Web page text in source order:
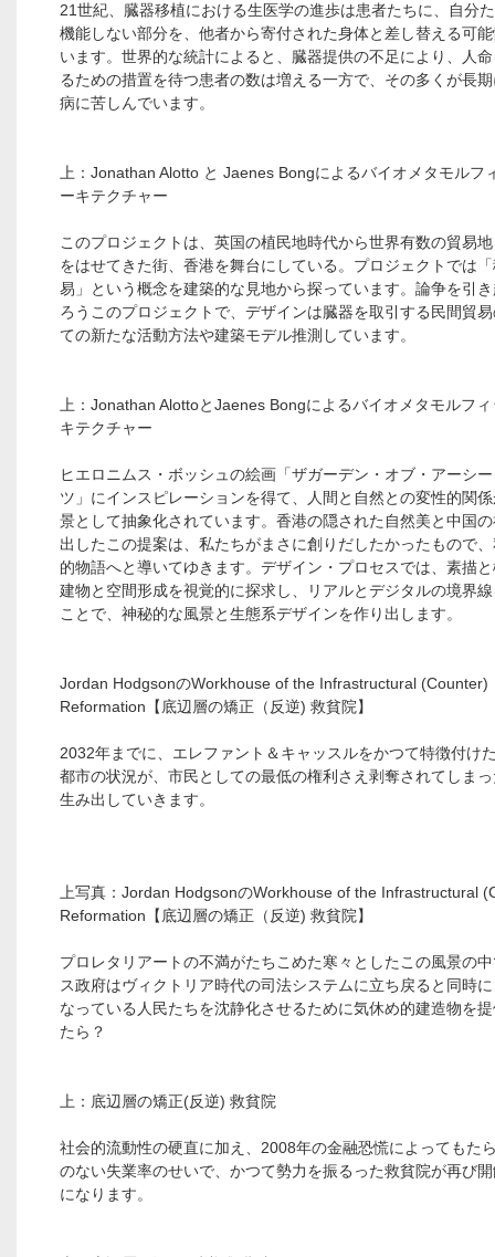
21世紀、臓器移植における生医学の進歩は患者たちに、自分
機能しない部分を、他者から寄付された身体と差し替える可
います。世界的な統計によると、臓器提供の不足により、人
るための措置を待つ患者の数は増える一方で、その多くが長
病に苦しんでいます。
上：Jonathan Alotto と Jaenes Bongによるバイオメタモルフ
ーキテクチャー
このプロジェクトは、英国の植民地時代から世界有数の貿易
をはせてきた街、香港を舞台にしている。プロジェクトでは
易」という概念を建築的な見地から探っています。論争を引
ろうこのプロジェクトで、デザインは臓器を取引する民間貿
ての新たな活動方法や建築モデル推測しています。
上：Jonathan AlottoとJaenes Bongによるバイオメタモルフ
キテクチャー
ヒエロニムス・ボッシュの絵画「ザガーデン・オブ・アーシ
ツ」にインスピレーションを得て、人間と自然との変性的関
景として抽象化されています。香港の隠された自然美と中国
出したこの提案は、私たちがまさに創りだしたかったもので
的物語へと導いてゆきます。デザイン・プロセスでは、素描
建物と空間形成を視覚的に探求し、リアルとデジタルの境界
ことで、神秘的な風景と生態系デザインを作り出します。
Jordan HodgsonのWorkhouse of the Infrastructural (Counter)
Reformation【底辺層の矯正（反逆) 救貧院】
2032年までに、エレファント＆キャッスルをかつて特徴付け
都市の状況が、市民としての最低の権利さえ剥奪されてしま
生み出していきます。
上写真：Jordan HodgsonのWorkhouse of the Infrastructural
Reformation【底辺層の矯正（反逆) 救貧院】
プロレタリアートの不満がたちこめた寒々としたこの風景の
ス政府はヴィクトリア時代の司法システムに立ち戻ると同時
なっている人民たちを沈静化させるために気休め的建造物を
たら？
上：底辺層の矯正(反逆) 救貧院
社会的流動性の硬直に加え、2008年の金融恐慌によってもた
のない失業率のせいで、かつて勢力を振るった救貧院が再び
になります。